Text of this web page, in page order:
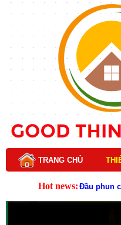
TRANG CHỦ
Hot news: Lý do nên
Cấu tạo
Tìm hiểu